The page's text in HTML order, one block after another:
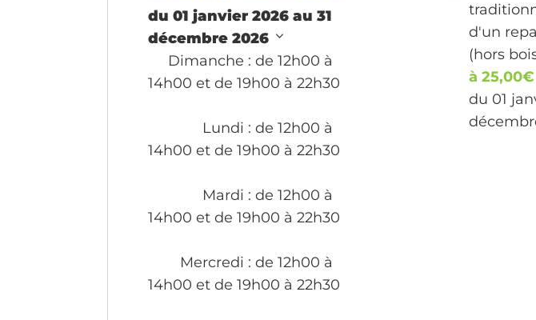
du 01 janvier 2026 au 31
décembre 2026
Dimanche : de 12h00 à
14h00 et de 19h00 à 22h30
Lundi : de 12h00 à
14h00 et de 19h00 à 22h30
Mardi : de 12h00 à
14h00 et de 19h00 à 22h30
Mercredi : de 12h00 à
14h00 et de 19h00 à 22h30
d'un
(hors
à 25,00€
du 01